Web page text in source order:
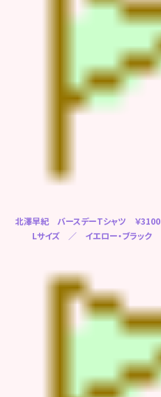
北澤早紀 バースデーTシャツ ￥3100
Lサイズ ／ イエロー・ブラック